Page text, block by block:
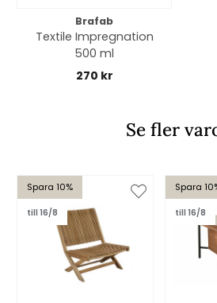
Brafab
Textile Impregnation
500 ml
270 kr
Se fler
Spara 10%
till 16/8
Spara
till 16/8